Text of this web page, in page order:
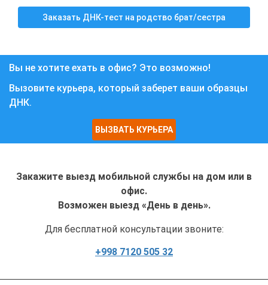
Заказать ДНК-тест на родство брат/сестра
Вы не хотите ехать в офис? Это возможно!
Вызовите курьера, который заберет ваши образцы
ДНК.
ВЫЗВАТЬ КУРЬЕРА
Закажите выезд мобильной службы на дом или в
офис.
Возможен выезд «День в день».
Для бесплатной консультации звоните:
+998 7120 505 32